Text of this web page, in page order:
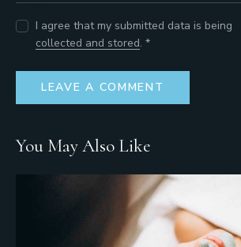
I agree that my submitted data is being
collected and stored. *
You May Also Like